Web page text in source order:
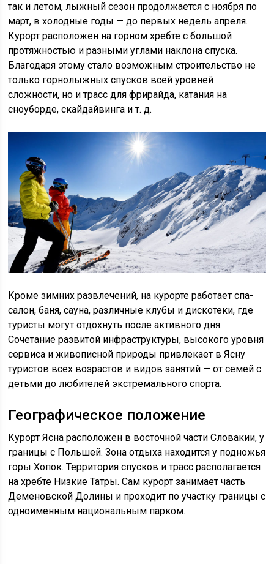
так и летом, лыжный сезон продолжается с ноября по
март, в холодные годы — до первых недель апреля.
Курорт расположен на горном хребте с большой
протяжностью и разными углами наклона спуска.
Благодаря этому стало возможным строительство не
только горнолыжных спусков всей уровней
сложности, но и трасс для фрирайда, катания на
сноуборде, скайдайвинга и т. д.
Кроме зимних развлечений, на курорте работает спа-
салон, баня, сауна, различные клубы и дискотеки, где
туристы могут отдохнуть после активного дня.
Сочетание развитой инфраструктуры, высокого уровня
сервиса и живописной природы привлекает в Ясну
туристов всех возрастов и видов занятий — от семей с
детьми до любителей экстремального спорта.
Географическое положение
Курорт Ясна расположен в восточной части Словакии, у
границы с Польшей. Зона отдыха находится у подножья
горы Хопок. Территория спусков и трасс располагается
на хребте Низкие Татры. Сам курорт занимает часть
Деменовской Долины и проходит по участку границы с
одноименным национальным парком.